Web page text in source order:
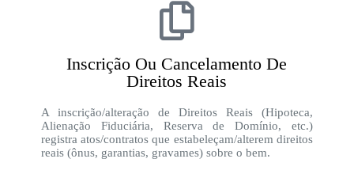
Inscrição Ou Cancelamento De
Direitos Reais
A inscrição/alteração de Direitos Reais (Hipoteca,
Alienação Fiduciária, Reserva de Domínio, etc.)
registra atos/contratos que estabeleçam/alterem direitos
reais (ônus, garantias, gravames) sobre o bem.